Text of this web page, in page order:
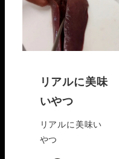
リアルに美味
いやつ
リアルに美味い
やつ